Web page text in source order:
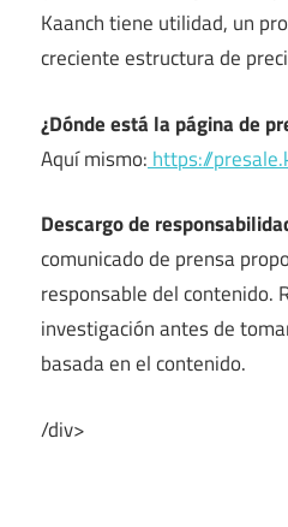
Kaanch tiene utilidad, un
creciente estructura de
¿Dónde está la página de
Aquí mismo: https://
Descargo de
comunicado de prensa
responsable del contenido.
investigación antes de
basada en el contenido.
/div>